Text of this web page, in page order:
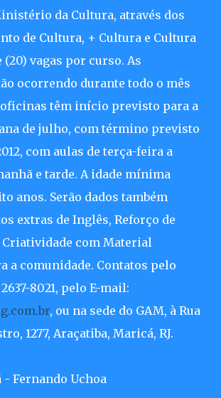
da Cultura, através dos
de Cultura, + Cultura e Cultura
(20) vagas por curso. As
ocorrendo durante todo o mês
oficinas têm início previsto para a
de julho, com término previsto
com aulas de terça-feira a
e tarde. A idade mínima
anos. Serão dados também
extras de Inglês, Reforço de
Criatividade com Material
a comunidade. Contatos pelo
8021, pelo E-mail:
, ou na sede do GAM, à Rua
1277, Araçatiba, Maricá, RJ.
- Fernando Uchoa